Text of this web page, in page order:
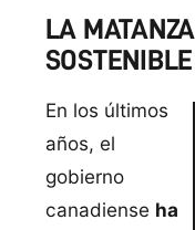
LA
SOSTENIBLE
En los últimos
años, el
gobierno
canadiense ha